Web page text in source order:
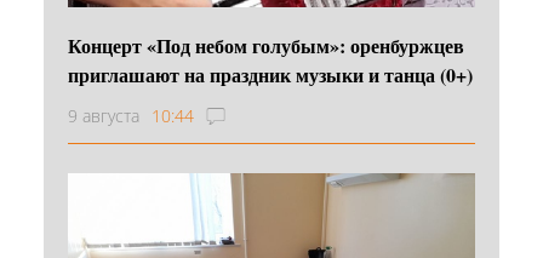
Концерт «Под небом голубым»: оренбуржцев
приглашают на праздник музыки и танца (0+)
9 августа 10:44